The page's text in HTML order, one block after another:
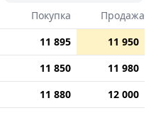
Покупка
Продажа
11 895
11 950
11 850
11 980
11 880
12 000